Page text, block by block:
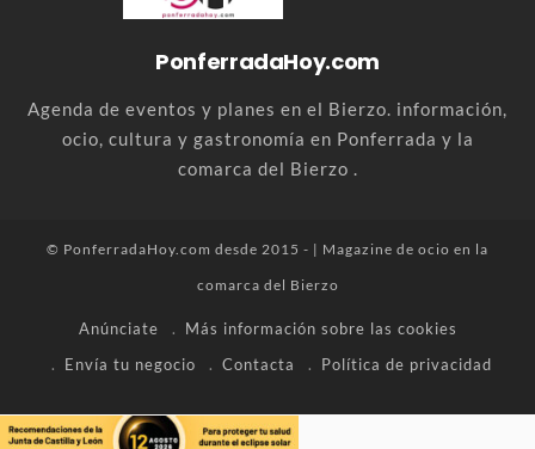
PonferradaHoy.com
Agenda de eventos y planes en el Bierzo. información,
ocio, cultura y gastronomía en Ponferrada y la
comarca del Bierzo .
© PonferradaHoy.com desde 2015 - | Magazine de ocio en la
comarca del Bierzo
Anúnciate
Más información sobre las cookies
Envía tu negocio
Contacta Política de privacidad